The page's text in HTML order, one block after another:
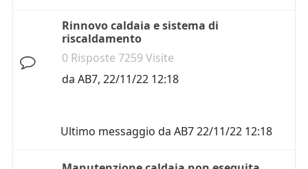
Rinnovo caldaia e sistema di
riscaldamento
0 Risposte 7259 Visite
da AB7, 22/11/22 12:18
Ultimo messaggio da AB722/11/22 12:18